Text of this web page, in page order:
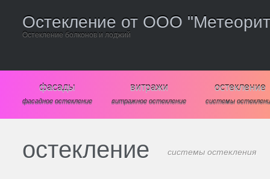
Остекление от ООО
Остекление болконов и лоджий
фасады
фасадное остекление
витражи
витражное остекление
остекление
системы
остекление системы остекления